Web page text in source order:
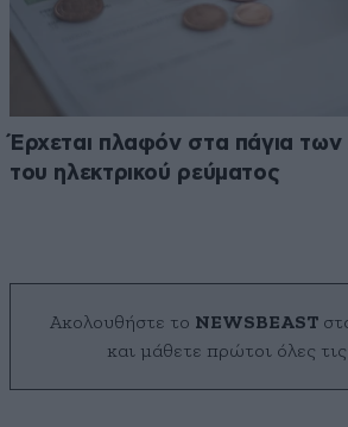
Έρχεται πλαφόν στα πάγια
του ηλεκτρικού ρεύματος
Ακολουθήστε το NEWSBEAST
και μάθετε πρώτοι όλες τις